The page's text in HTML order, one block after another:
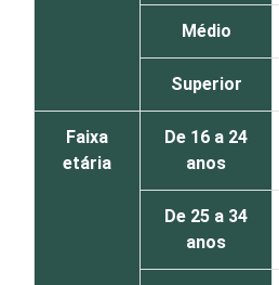
Médio
Superior
Faixa
etária
De 16 a 24
anos
De 25 a 34
anos